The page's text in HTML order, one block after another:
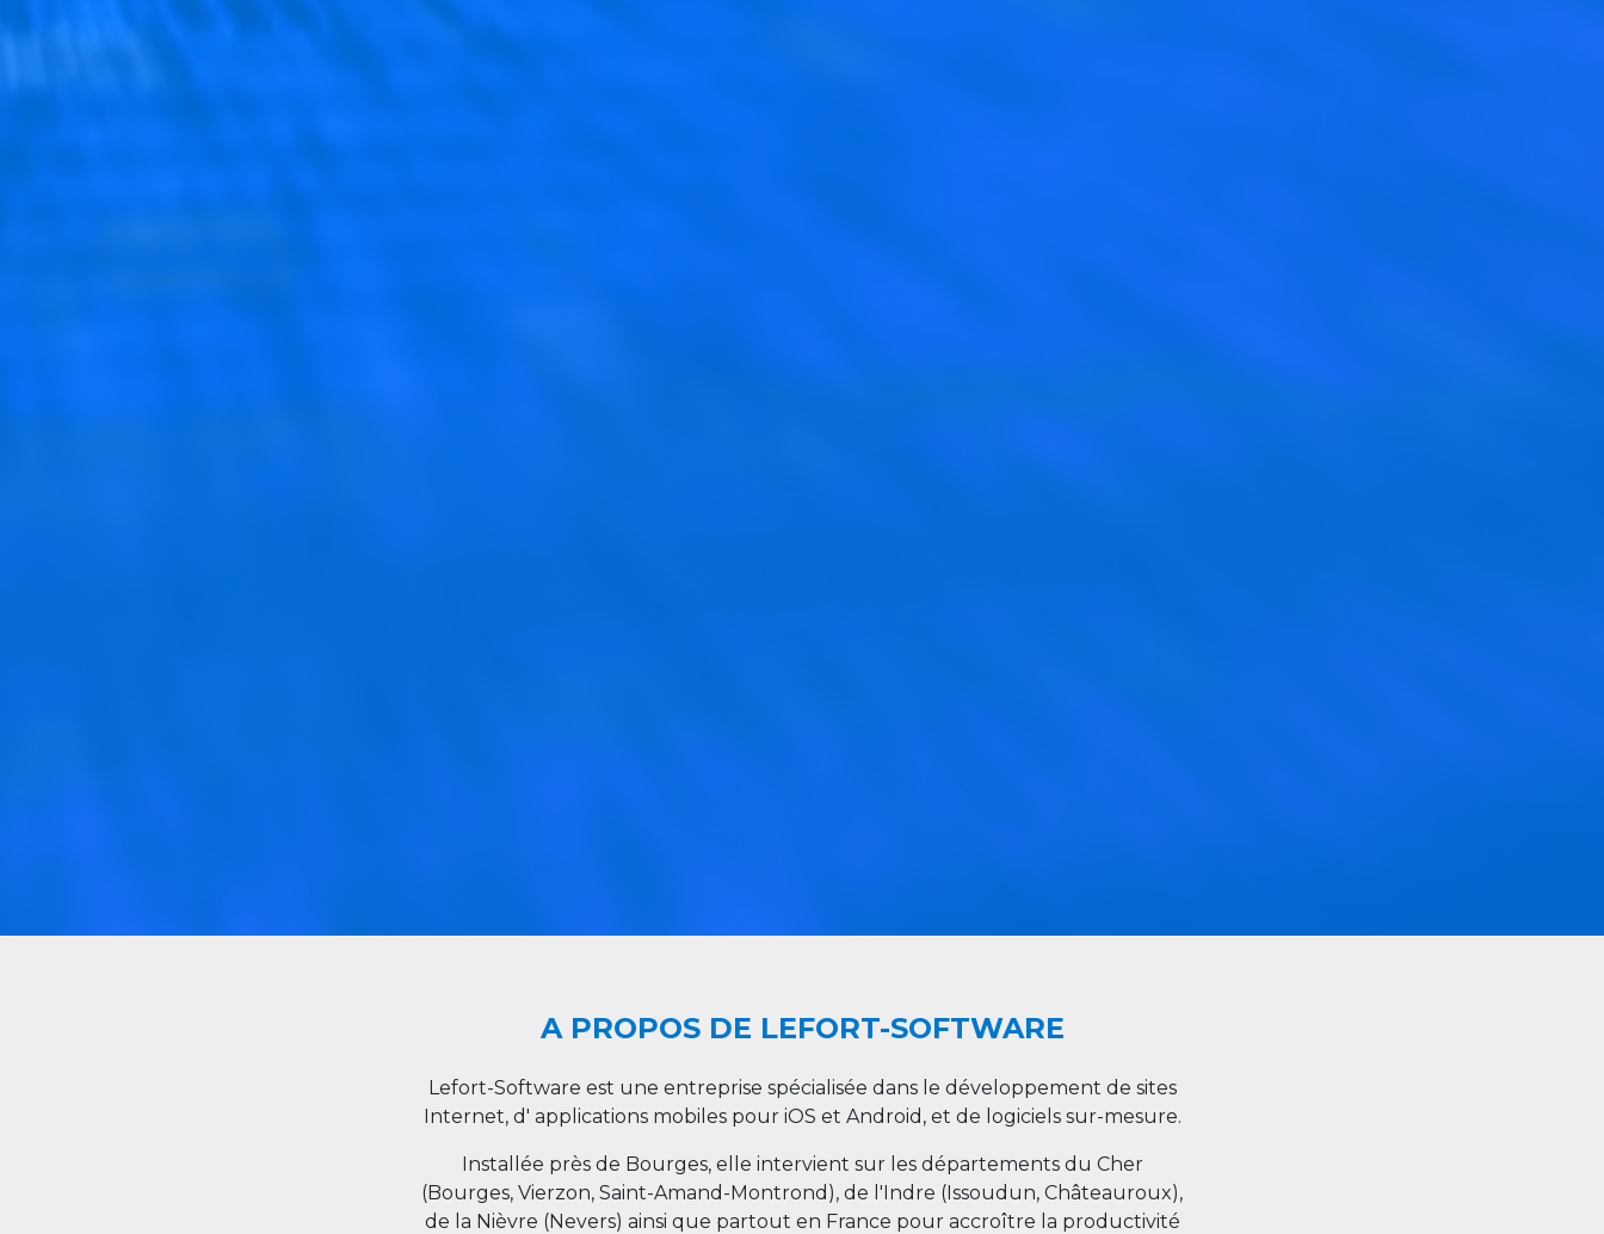
A PROPOS DE LEFORT-SOFTWARE
Lefort-Software est une entreprise spécialisée dans le développement de sites
Internet, d' applications mobiles pour iOS et Android, et de logiciels sur-mesure.
Installée près de Bourges, elle intervient sur les départements du Cher
(Bourges, Vierzon, Saint-Amand-Montrond), de l'Indre (Issoudun, Châteauroux),
de la Nièvre (Nevers) ainsi que partout en France pour accroître la productivité